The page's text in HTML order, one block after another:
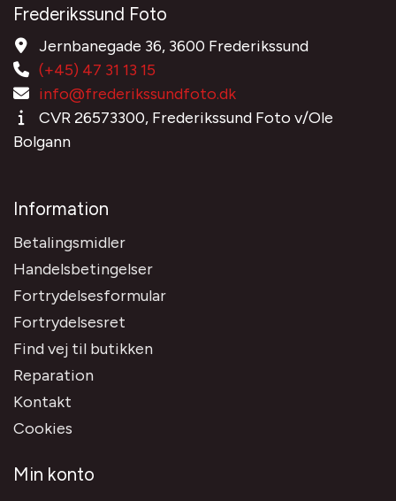
Frederikssund Foto
Jernbanegade 36, 3600 Frederikssund
(+45) 47 31 13 15
info@frederikssundfoto.dk
CVR 26573300, Frederikssund Foto v/Ole
Bolgann
Information
Betalingsmidler
Handelsbetingelser
Fortrydelsesformular
Fortrydelsesret
Find vej til butikken
Reparation
Kontakt
Cookies
Min konto